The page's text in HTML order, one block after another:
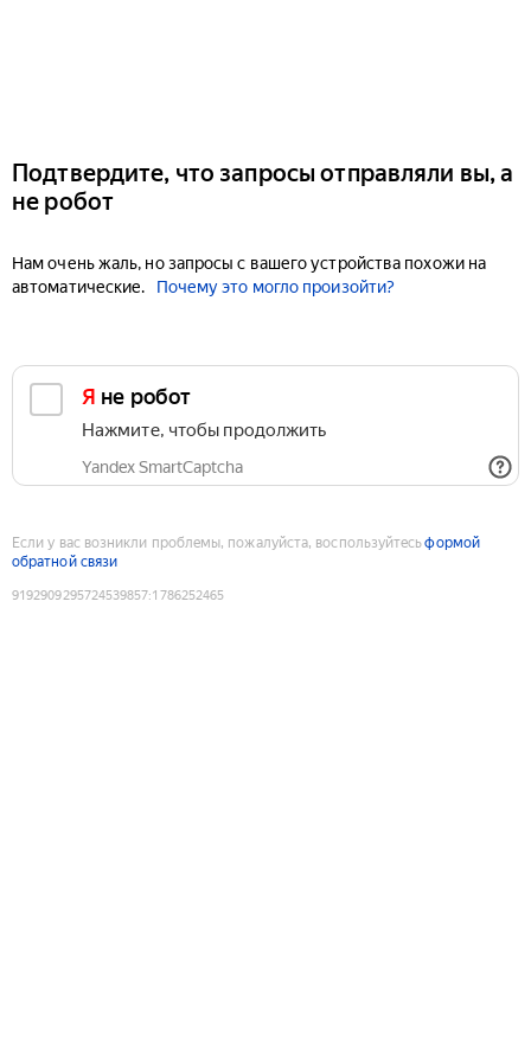
Подтвердите, что запросы отправляли вы, а
не робот
Нам очень жаль, но запросы с вашего устройства похожи на
автоматические.
Почему это могло произойти?
Я не робот
Нажмите, чтобы продолжить
Yandex SmartCaptcha
Если у вас возникли проблемы, пожалуйста, воспользуйтесьформой
обратной связи
9192909295724539857:1786252465